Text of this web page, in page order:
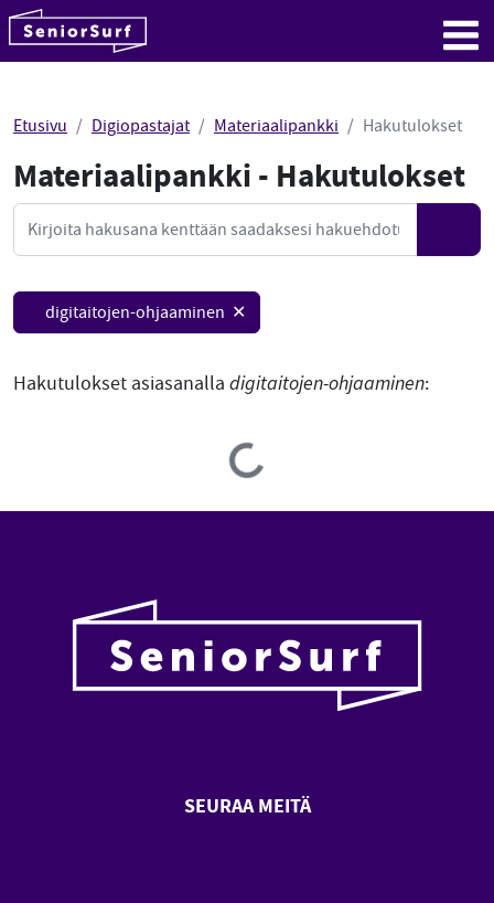
Hyppää sisältöön
Etusivu Digiopastajat Materiaalipankki Hakutulokset
Materiaalipankki - Hakutulokset
Haku
Hae
digitaitojen-ohjaaminen ✕
Hakutulokset asiasanalla digitaitojen-ohjaaminen:
Loading...
SEURAA MEITÄ